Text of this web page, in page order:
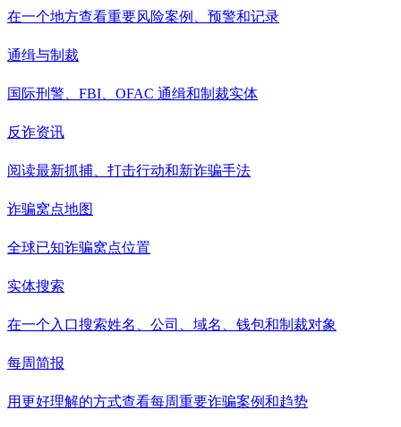
在一个地方查看重要风险案例、预警和记录
通缉与制裁
国际刑警、FBI、OFAC 通缉和制裁实体
反诈资讯
阅读最新抓捕、打击行动和新诈骗手法
诈骗窝点地图
全球已知诈骗窝点位置
实体搜索
在一个入口搜索姓名、公司、域名、钱包和制裁对象
每周简报
用更好理解的方式查看每周重要诈骗案例和趋势